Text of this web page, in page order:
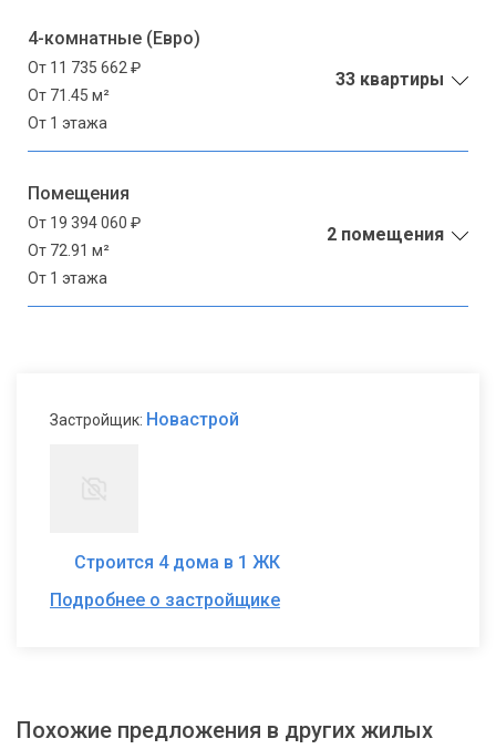
4-комнатные (Евро)
От 11 735 662 ₽
От 71.45 м²
От 1 этажа
33 квартиры
Помещения
От 19 394 060 ₽
От 72.91 м²
От 1 этажа
2 помещения
Застройщик: Новастрой
Строится 4 дома в 1 ЖК
Подробнее о застройщике
Похожие предложения в других жилых